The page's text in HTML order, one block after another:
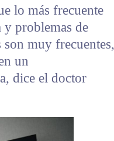
lo más frecuente
y problemas de
muy frecuentes,
un
dice el doctor